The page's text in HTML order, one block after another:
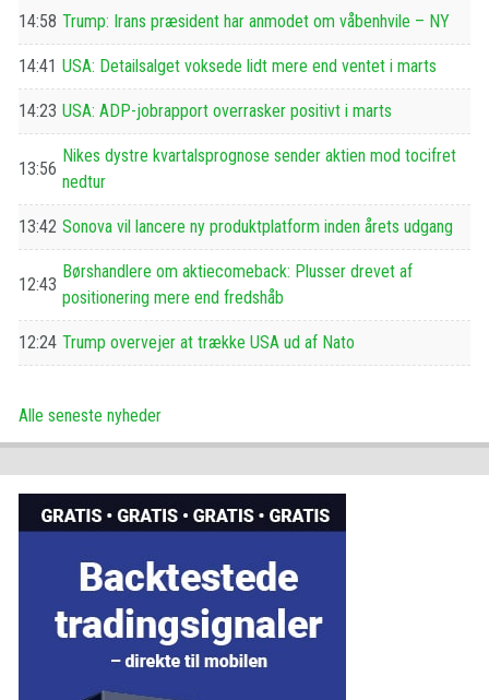
14:58 Trump: Irans præsident har anmodet om våbenhvile – NY
14:41 USA: Detailsalget voksede lidt mere end ventet i marts
14:23 USA: ADP-jobrapport overrasker positivt i marts
13:56
Nikes dystre kvartalsprognose sender aktien mod tocifret
nedtur
13:42 Sonova vil lancere ny produktplatform inden årets udgang
12:43
Børshandlere om aktiecomeback: Plusser drevet af
positionering mere end fredshåb
12:24 Trump overvejer at trække USA ud af Nato
Alle seneste nyheder